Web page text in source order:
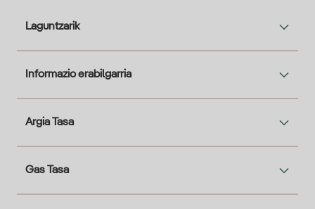
Laguntzarik
Informazio erabilgarria
Argia Tasa
Gas Tasa